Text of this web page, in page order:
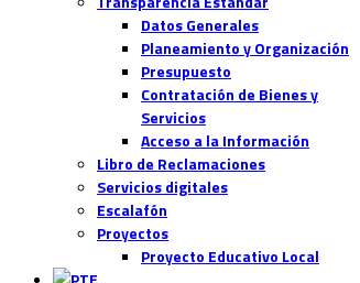
Datos Generales
Planeamiento y Organización
Presupuesto
Contratación de Bienes y
Servicios
Acceso a la Información
Libro de Reclamaciones
Servicios digitales
Escalafón
Proyectos
Proyecto Educativo Local